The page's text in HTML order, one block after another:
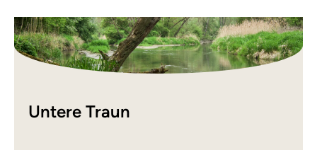
Untere Traun